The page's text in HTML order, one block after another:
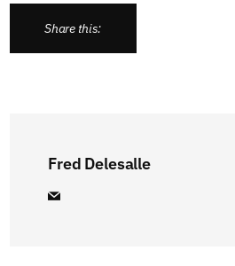
Share this:
Fred Delesalle